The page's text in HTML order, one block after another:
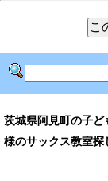
茨城県阿見町の子
様のサックス教室探